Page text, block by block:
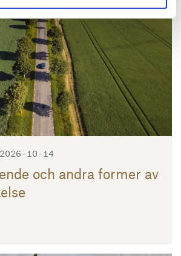
10-14
och andra former av